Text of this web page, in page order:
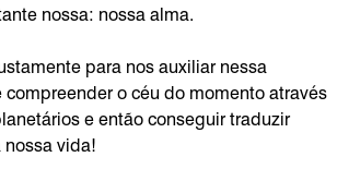
nossa: nossa alma.
para nos auxiliar nessa
compreender o céu do momento através
e então conseguir traduzir
vida!